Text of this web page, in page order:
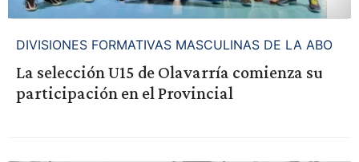
DIVISIONES FORMATIVAS MASCULINAS DE LA ABO
La selección U15 de Olavarría comienza su
participación en el Provincial